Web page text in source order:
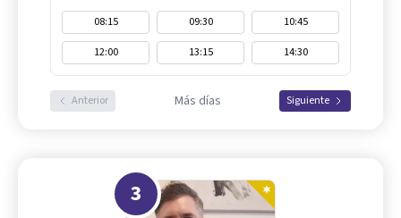
08:15 09:30
10:45
12:00
13:15 14:30
Anterior Más días Siguiente
3